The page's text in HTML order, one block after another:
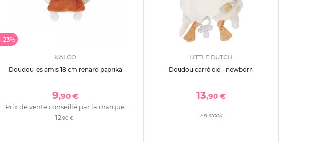
-23%
KALOO
Doudou les amis 18 cm renard paprika
9,90 €
Prix de vente conseillé par la marque :
12,90 €
LITTLE DUTCH
Doudou carré oie - newborn
13,90 €
En stock